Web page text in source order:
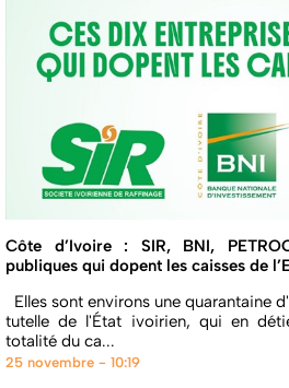
Côte d’Ivoire : SIR, BNI,
publiques qui dopent les caisses de
Elles sont environs une quarantaine
tutelle de l'État ivoirien, qui en
totalité du ca...
25 novembre - 10:19